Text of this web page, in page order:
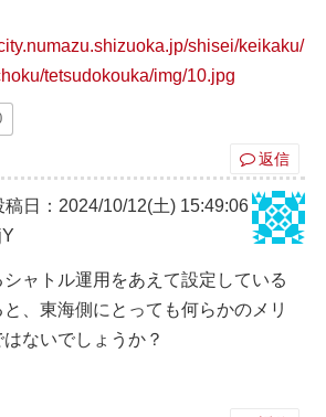
shisei/keikaku/
tetsudokouka/img/10.jpg
返信
稿日：2024/10/12(土) 15:49:06
ャトル運用をあえて設定している
、東海側にとっても何らかのメリ
ないでしょうか？